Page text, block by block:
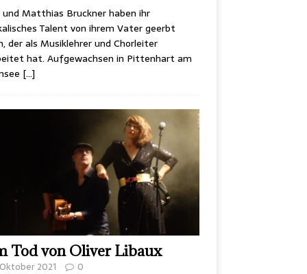
und Matthias Bruckner haben ihr
Talent von ihrem Vater geerbt
der als Musiklehrer und Chorleiter
hat. Aufgewachsen in Pittenhart am
[…]
Tod von Oliver Libaux
2021 0